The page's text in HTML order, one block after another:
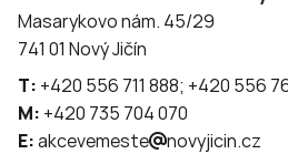
Masarykovo nám. 45/29
741 01 Nový Jičín
T: +420 556 711 888; +420 556
M: +420 735 704 070
E:akcevemeste novyjicin.cz